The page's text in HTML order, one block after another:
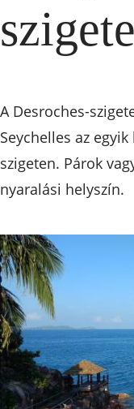
A Desroches-
Seychelles az
szigeten. Párok
nyaralási helyszín.